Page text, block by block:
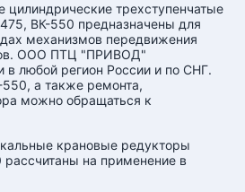
трехступенчатые
ВК-550 предназначены для
механизмов передвижения
ООО ПТЦ "ПРИВОД"
в любой регион России и по СНГ.
а также ремонта,
можно обращаться к
крановые редукторы
на применение в